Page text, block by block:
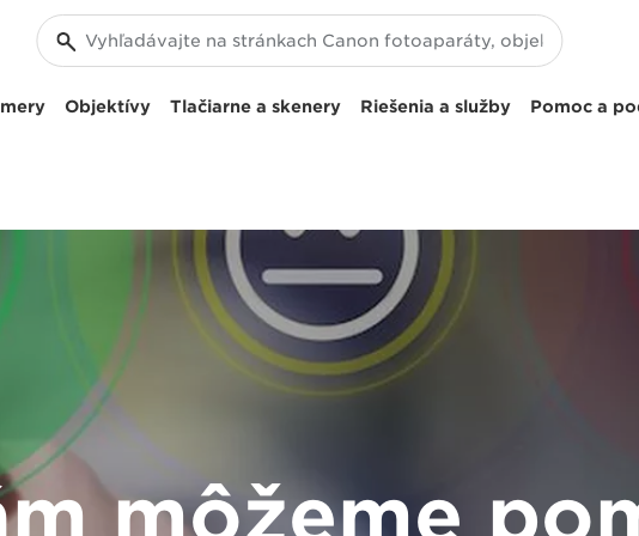
Objektívy Tlačiarne a skenery Riešenia a služby Pomoc a
môžeme